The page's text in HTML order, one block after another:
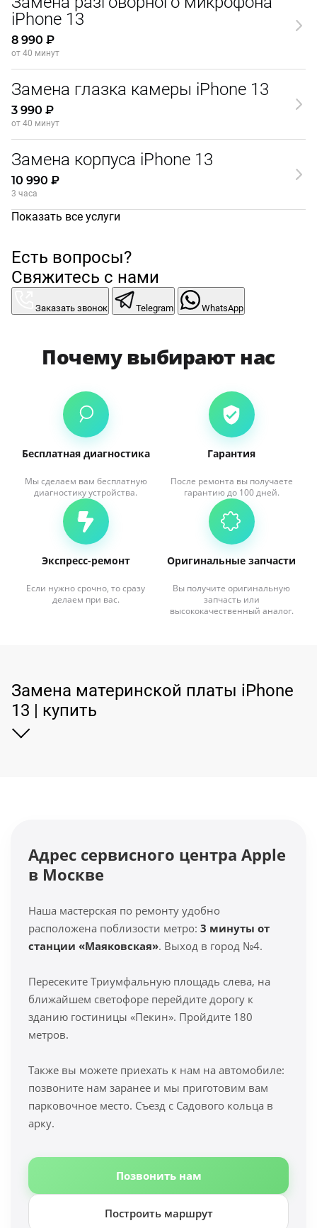
iPhone 13
8 990 ₽
от 40 минут
Замена глазка камеры iPhone 13
3 990 ₽
от 40 минут
Замена корпуса iPhone 13
10 990 ₽
3 часа
Показать все услуги
Есть вопросы?
Свяжитесь с нами
Заказать звонок Telegram WhatsApp
Почему выбирают нас
Бесплатная диагностика
Мы сделаем вам бесплатную
диагностику устройства.
Гарантия
После ремонта вы получаете
гарантию до 100 дней.
Экспресс-ремонт
Если нужно срочно, то сразу
делаем при вас.
Оригинальные запчасти
Вы получите оригинальную
запчасть или
высококачественный аналог.
Замена материнской платы iPhone
13 | купить
Адрес сервисного центра Apple
в Москве
Наша мастерская по ремонту удобно
расположена поблизости метро: 3 минуты от
станции «Маяковская». Выход в город №4.
Пересеките Триумфальную площадь слева, на
ближайшем светофоре перейдите дорогу к
зданию гостиницы «Пекин». Пройдите 180
метров.
Также вы можете приехать к нам на автомобиле:
позвоните нам заранее и мы приготовим вам
парковочное место. Съезд с Садового кольца в
арку.
Позвонить нам
Построить маршрут